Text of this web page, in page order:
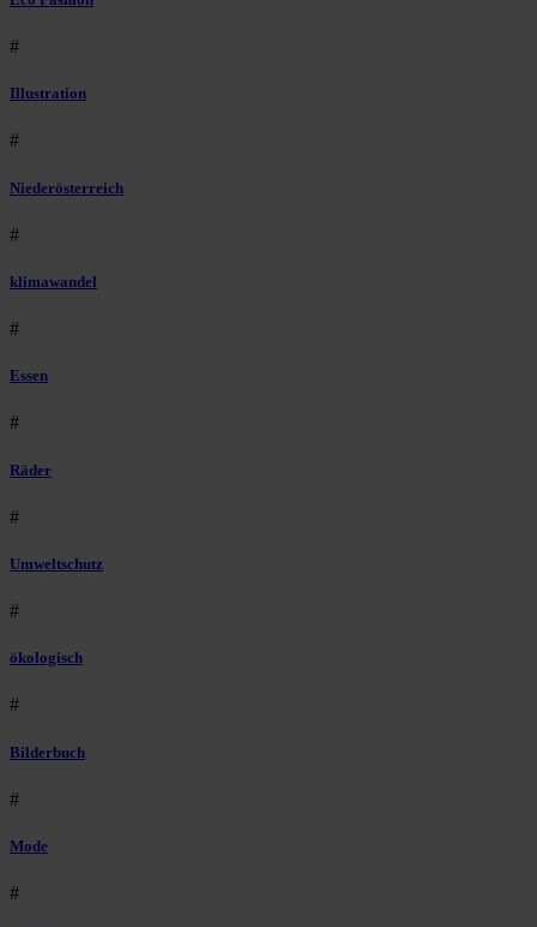
#
Illustration
#
Niederösterreich
#
klimawandel
#
Essen
#
Räder
#
Umweltschutz
#
ökologisch
#
Bilderbuch
#
Mode
#